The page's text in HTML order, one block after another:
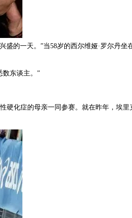
一天。”当58岁的西尔维娅·罗尔丹坐
东谈主。”
化症的母亲一同参赛。就在昨年，埃里